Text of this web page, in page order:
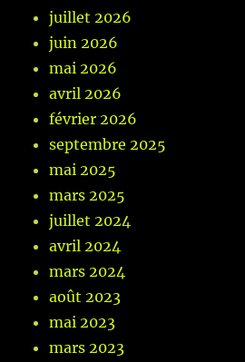
juillet 2026
juin 2026
mai 2026
avril 2026
février 2026
septembre 2025
mai 2025
mars 2025
juillet 2024
avril 2024
mars 2024
août 2023
mai 2023
mars 2023